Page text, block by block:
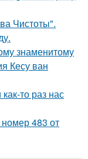
Чистоты".
знаменитому
Кесу ван
то раз нас
483 от